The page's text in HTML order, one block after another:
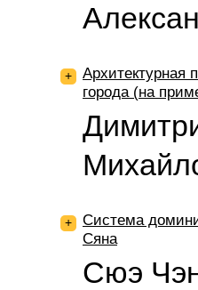
+
Архитектурная
города (на
+
Система
Сяна
Сюэ